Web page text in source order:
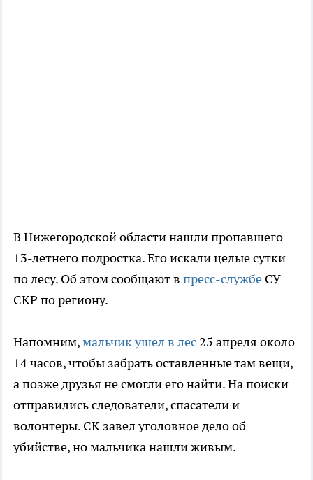
В Нижегородской области нашли пропавшего
13-летнего подростка. Его искали целые сутки
по лесу. Об этом сообщают в пресс-службе СУ
СКР по региону.
Напомним,мальчик ушел в лес 25 апреля около
14 часов, чтобы забрать оставленные там вещи,
а позже друзья не смогли его найти. На поиски
отправились следователи, спасатели и
волонтеры. СК завел уголовное дело об
убийстве, но мальчика нашли живым.